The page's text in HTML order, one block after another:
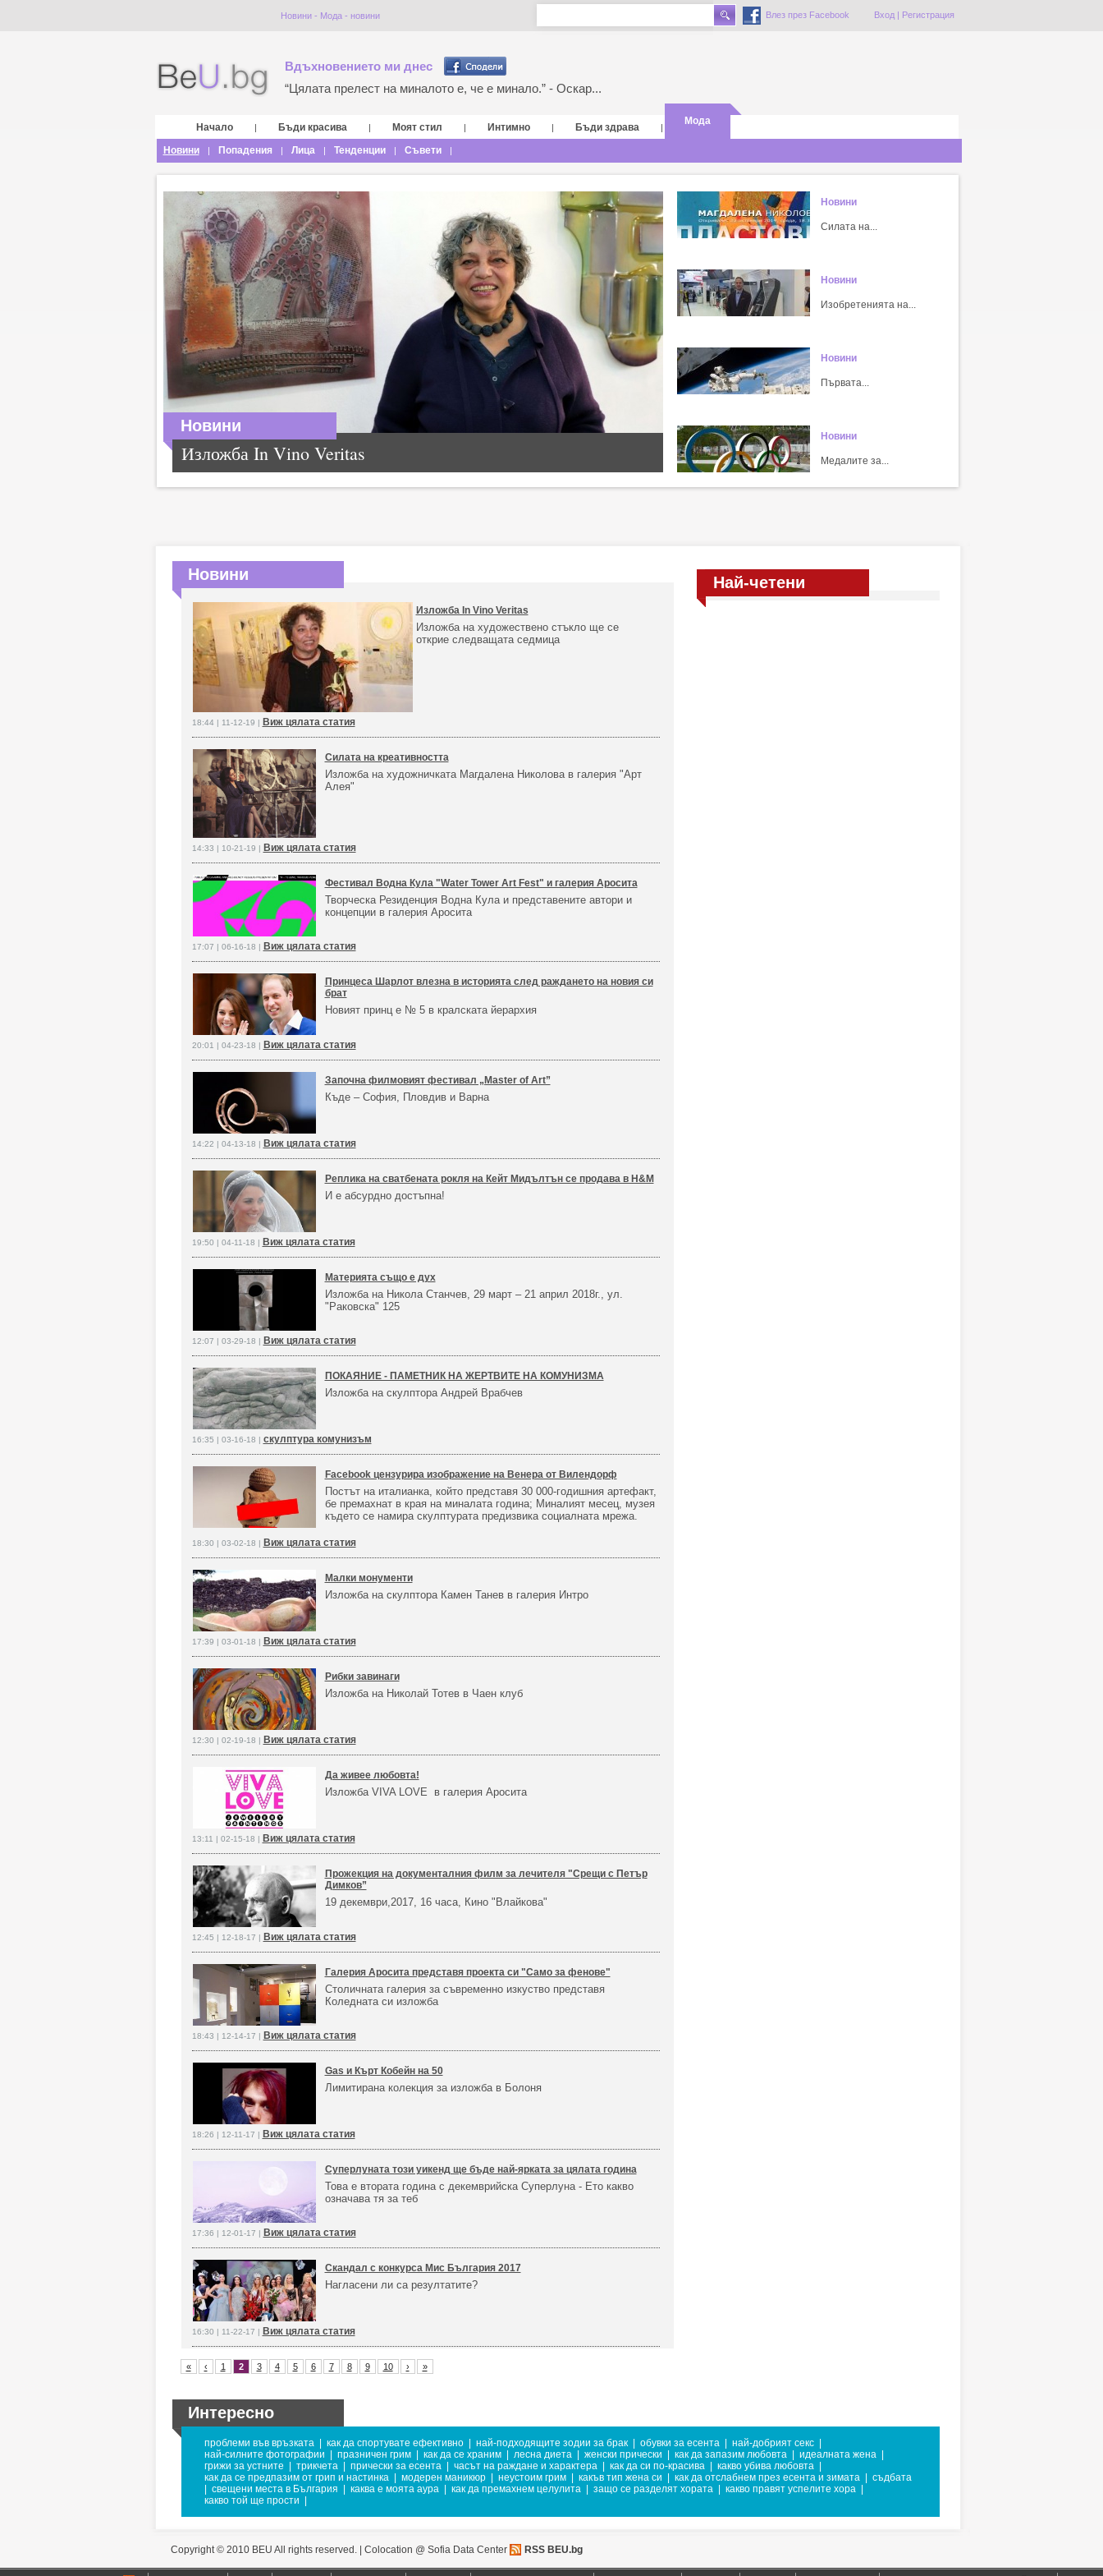
Новини - Мода - новини Влез през Facebook Вход| Регистрация
Вдъхновението ми днес
“Цялата прелест на миналото е, че е минало.” - Оскар...
Начало | Бъди красива | Моят стил | Интимно | Бъди здрава |
Мода
Новини | Попадения | Лица | Тенденции | Съвети |
Новини
Изложба In Vino Veritas
Новини
Силата на...
Новини
Изобретенията на...
Новини
Първата...
Новини
Медалите за...
Новини
Изложба In Vino Veritas
Изложба на художествено стъкло ще се
открие следващата седмица
18:44 | 11-12-19 | Виж цялата статия
Силата на креативността
Изложба на художничката Магдалена Николова в галерия "Арт
Алея"
14:33 | 10-21-19 | Виж цялата статия
Фестивал Водна Кула "Water Tower Art Fest" и галерия Аросита
Творческа Резиденция Водна Кула и представените автори и
концепции в галерия Аросита
17:07 | 06-16-18 | Виж цялата статия
Принцеса Шарлот влезна в историята след раждането на новия си
брат
Новият принц е № 5 в кралската йерархия
20:01 | 04-23-18 | Виж цялата статия
Започна филмовият фестивал „Master of Art”
Къде – София, Пловдив и Варна
14:22 | 04-13-18 | Виж цялата статия
Реплика на сватбената рокля на Кейт Мидълтън се продава в H&M
И е абсурдно достъпна!
19:50 | 04-11-18 | Виж цялата статия
Материята също е дух
Изложба на Никола Станчев, 29 март – 21 април 2018г., ул.
"Раковска" 125
12:07 | 03-29-18 | Виж цялата статия
ПОКАЯНИЕ - ПАМЕТНИК НА ЖЕРТВИТЕ НА КОМУНИЗМА
Изложба на скулптора Андрей Врабчев
16:35 | 03-16-18 | скулптура комунизъм
Facebook цензурира изображение на Венера от Вилендорф
Постът на италианка, който представя 30 000-годишния артефакт,
бе премахнат в края на миналата година; Миналият месец, музея
където се намира скулптурата предизвика социалната мрежа.
18:30 | 03-02-18 | Виж цялата статия
Малки монументи
Изложба на скулптора Камен Танев в галерия Интро
17:39 | 03-01-18 | Виж цялата статия
Рибки завинаги
Изложба на Николай Тотев в Чаен клуб
12:30 | 02-19-18 | Виж цялата статия
Да живее любовта!
Изложба VIVA LOVE в галерия Аросита
13:11 | 02-15-18 | Виж цялата статия
Прожекция на документалния филм за лечителя "Срещи с Петър
Димков”
19 декември,2017, 16 часа, Кино "Влайкова"
12:45 | 12-18-17 | Виж цялата статия
Галерия Аросита представя проекта си "Само за фенове"
Столичната галерия за съвременно изкуство представя
Коледната си изложба
18:43 | 12-14-17 | Виж цялата статия
Gas и Кърт Кобейн на 50
Лимитирана колекция за изложба в Болоня
18:26 | 12-11-17 | Виж цялата статия
Суперлуната този уикенд ще бъде най-ярката за цялата година
Това е втората година с декемврийска Суперлуна - Ето какво
означава тя за теб
17:36 | 12-01-17 | Виж цялата статия
Скандал с конкурса Мис България 2017
Нагласени ли са резултатите?
16:30 | 11-22-17 | Виж цялата статия
« ‹ 1 2 3 4 5 6 7 8 9 10 › »
Най-четени
Интересно
проблеми във връзката | как да спортувате ефективно | най-подходящите зодии за брак | обувки за есента | най-добрият секс |
най-силните фотографии | празничен грим | как да се храним | лесна диета | женски прически | как да запазим любовта | идеалната жена |
грижи за устните | трикчета | прически за есента | часът на раждане и характера | как да си по-красива | какво убива любовта |
как да се предпазим от грип и настинка | модерен маникюр | неустоим грим | какъв тип жена си | как да отслабнем през есента и зимата | съдбата
| свещени места в България | каква е моята аура | как да премахнем целулита | защо се разделят хората | какво правят успелите хора |
какво той ще прости |
Copyright © 2010 BEU All rights reserved. | Colocation @ Sofia Data Center RSS BEU.bg